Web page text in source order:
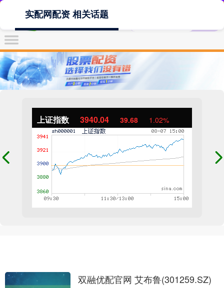
上证指数 3940.04 39.68 1.02%
实配网配资 相关话题
双融优配官网 艾布鲁(301259.SZ)